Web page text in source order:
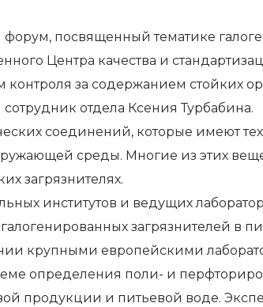
форум, посвященный тематике
Центра качества и
за содержанием стойких
отдела Ксения Турбабина.
соединений, которые имеют
среды. Многие из этих
загрязнителях.
институтов и ведущих
загрязнителей
крупными европейскими
определения поли- и
продукции и питьевой воде.